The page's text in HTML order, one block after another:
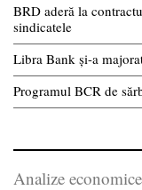
BRD aderă la
sindicatele
Libra Bank și-a
Programul BCR de
Analize economice